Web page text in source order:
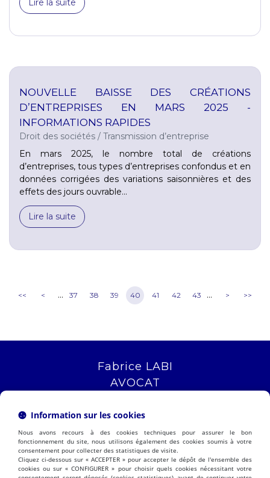
NOUVELLE BAISSE DES CRÉATIONS
D’ENTREPRISES EN MARS 2025 -
INFORMATIONS RAPIDES
Droit des sociétés / Transmission d’entreprise
En mars 2025, le nombre total de créations
d’entreprises, tous types d’entreprises confondus et en
données corrigées des variations saisonnières et des
effets des jours ouvrable...
Lire la suite
<< < ... 37 38 39 40 41 42 43 ... > >>
Fabrice LABI
AVOCAT
13006 MARSEILLE
NOUS LOCALISER
Information sur les cookies
Nous avons recours à des cookies techniques pour assurer le bon
fonctionnement du site, nous utilisons également des cookies soumis à votre
consentement pour collecter des statistiques de visite.
Cliquez ci-dessous sur « ACCEPTER » pour accepter le dépôt de l'ensemble des
cookies ou sur « CONFIGURER » pour choisir quels cookies nécessitant votre